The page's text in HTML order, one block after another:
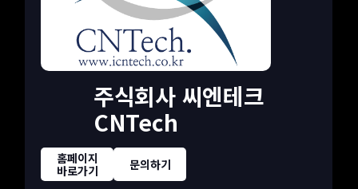
주식회사 씨엔테크
CNTech
홈페이지
바로가기
문의하기